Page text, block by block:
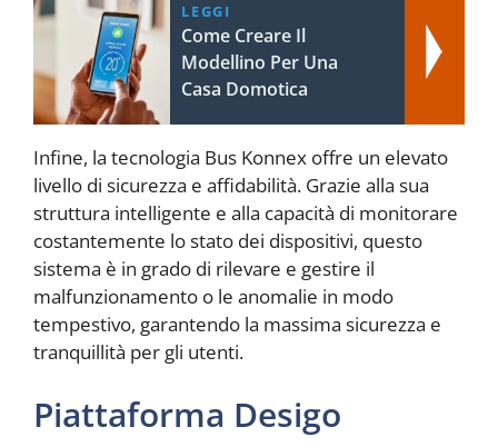
LEGGI
Come Creare Il
Modellino Per Una
Casa Domotica
Infine, la tecnologia Bus Konnex offre un elevato
livello di sicurezza e affidabilità. Grazie alla sua
struttura intelligente e alla capacità di monitorare
costantemente lo stato dei dispositivi, questo
sistema è in grado di rilevare e gestire il
malfunzionamento o le anomalie in modo
tempestivo, garantendo la massima sicurezza e
tranquillità per gli utenti.
Piattaforma Desigo